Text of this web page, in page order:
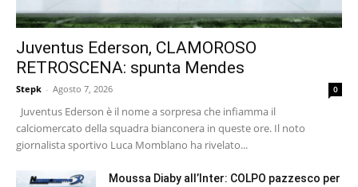
Juventus Ederson, CLAMOROSO
RETROSCENA: spunta Mendes
Stepk - Agosto 7, 2026 0
Juventus Ederson è il nome a sorpresa che infiamma il
calciomercato della squadra bianconera in queste ore. Il noto
giornalista sportivo Luca Momblano ha rivelato...
Moussa Diaby all’Inter: COLPO pazzesco per